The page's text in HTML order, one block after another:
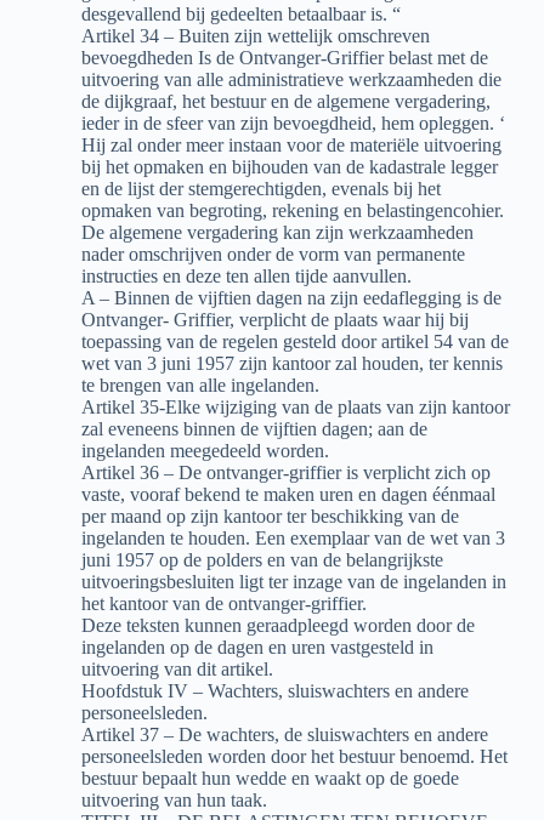
desgevallend bij gedeelten betaalbaar is. “
Artikel 34 – Buiten zijn wettelijk omschreven
bevoegdheden Is de Ontvanger-Griffier belast met de
uitvoering van alle administratieve werkzaamheden die
de dijkgraaf, het bestuur en de algemene vergadering,
ieder in de sfeer van zijn bevoegdheid, hem opleggen. ‘
Hij zal onder meer instaan voor de materiële uitvoering
bij het opmaken en bijhouden van de kadastrale legger
en de lijst der stemgerechtigden, evenals bij het
opmaken van begroting, rekening en belastingencohier.
De algemene vergadering kan zijn werkzaamheden
nader omschrijven onder de vorm van permanente
instructies en deze ten allen tijde aanvullen.
A – Binnen de vijftien dagen na zijn eedaflegging is de
Ontvanger- Griffier, verplicht de plaats waar hij bij
toepassing van de regelen gesteld door artikel 54 van de
wet van 3 juni 1957 zijn kantoor zal houden, ter kennis
te brengen van alle ingelanden.
Artikel 35-Elke wijziging van de plaats van zijn kantoor
zal eveneens binnen de vijftien dagen; aan de
ingelanden meegedeeld worden.
Artikel 36 – De ontvanger-griffier is verplicht zich op
vaste, vooraf bekend te maken uren en dagen éénmaal
per maand op zijn kantoor ter beschikking van de
ingelanden te houden. Een exemplaar van de wet van 3
juni 1957 op de polders en van de belangrijkste
uitvoeringsbesluiten ligt ter inzage van de ingelanden in
het kantoor van de ontvanger-griffier.
Deze teksten kunnen geraadpleegd worden door de
ingelanden op de dagen en uren vastgesteld in
uitvoering van dit artikel.
Hoofdstuk IV – Wachters, sluiswachters en andere
personeelsleden.
Artikel 37 – De wachters, de sluiswachters en andere
personeelsleden worden door het bestuur benoemd. Het
bestuur bepaalt hun wedde en waakt op de goede
uitvoering van hun taak.